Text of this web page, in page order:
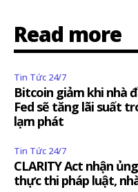
Read more
Tin Tức 24/7
Bitcoin giảm khi nhà
Fed sẽ tăng lãi suất
lạm phát
Tin Tức 24/7
CLARITY Act nhận
thực thi pháp luật,